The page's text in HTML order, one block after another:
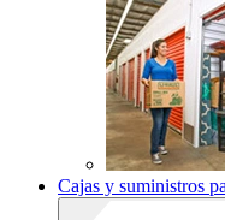
Cajas y suministros